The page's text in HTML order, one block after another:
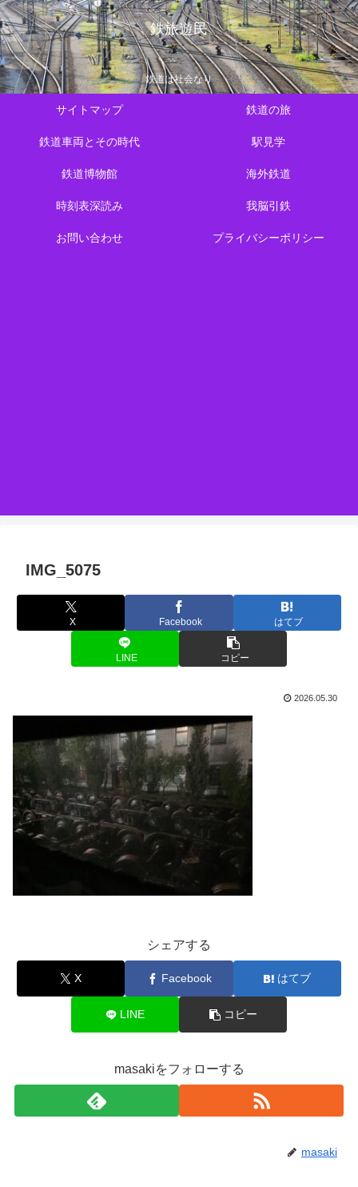
鉄旅遊民
鉄道は社会なり
サイトマップ 鉄道の旅
鉄道車両とその時代 駅見学
鉄道博物館 海外鉄道
時刻表深読み 我脳引鉄
お問い合わせ プライバシーポリシー
IMG_5075
X Facebook はてブ
LINE コピー
2026.05.30
シェアする
X Facebook はてブ
LINE コピー
masakiをフォローする
masaki